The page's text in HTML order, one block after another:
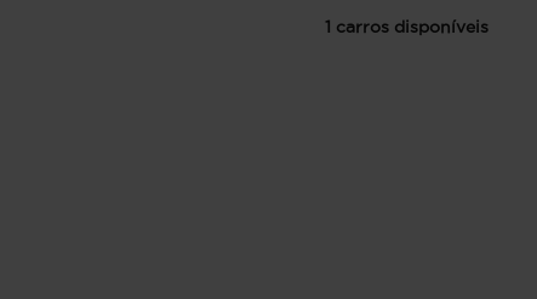
1 carros disponíveis